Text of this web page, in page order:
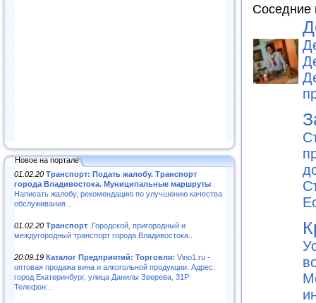
Новое на портале
01.02.20 Транспорт: Подать жалобу. Транспорт
города Владивостока. Муниципальные маршруты
Написать жалобу, рекомендацию по улучшению качества
обслуживания ..
01.02.20 Транспорт .Городской, пригородный и
междугородный транспорт города Владивостока..
20.09.19 Каталог Предприятий: Торговля: Vino1.ru -
оптовая продажа вина и алкогольной продукции. Адрес:
город Екатеринбург, улица Данилы Зверева, 31Р
Телефон:..
Соседние